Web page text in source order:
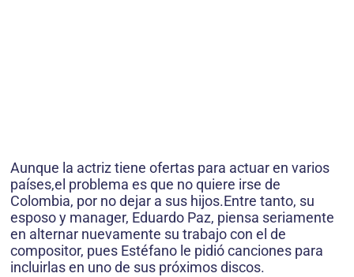
Aunque la actriz tiene ofertas para actuar en varios
países,el problema es que no quiere irse de
Colombia, por no dejar a sus hijos.Entre tanto, su
esposo y manager, Eduardo Paz, piensa seriamente
en alternar nuevamente su trabajo con el de
compositor, pues Estéfano le pidió canciones para
incluirlas en uno de sus próximos discos.